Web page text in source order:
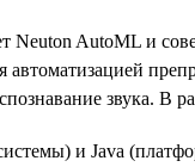
Neuton AutoML и
автоматизацией
звука. В
и Java